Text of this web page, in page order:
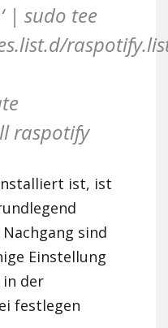
| sudo tee
raspotify
ist, ist
sind
Einstellung
in der
festlegen